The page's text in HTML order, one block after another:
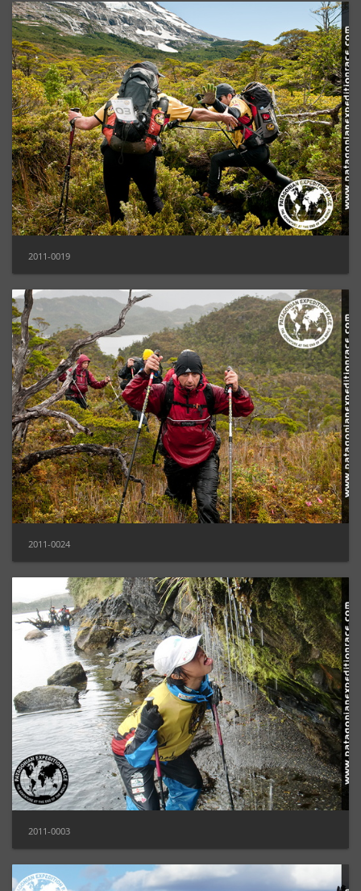
2011-0019
2011-0024
2011-0003